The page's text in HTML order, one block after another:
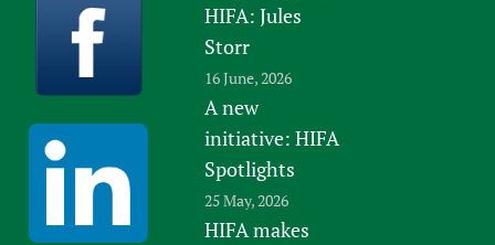
HIFA: Jules
Storr
16 June, 2026
A new
initiative: HIFA
Spotlights
25 May, 2026
HIFA makes